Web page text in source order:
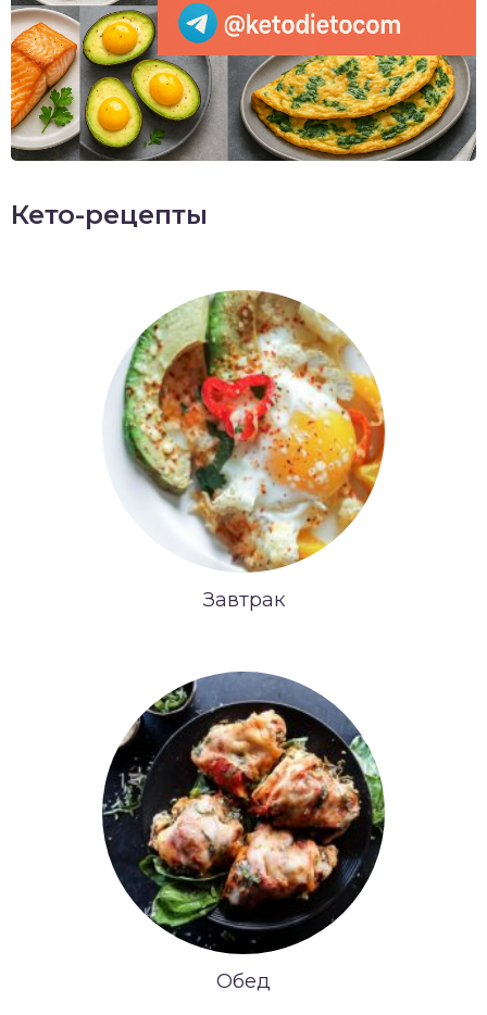
Кето-рецепты
Завтрак
Обед